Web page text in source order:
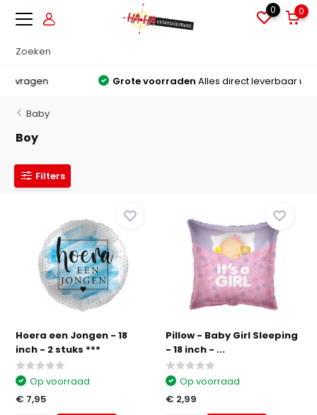
0 0
Grote voorradenAlles direct leverbaar uit voorraad
Baby
Boy
Filters
Hoera een Jongen - 18
inch - 2 stuks ***
Op voorraad
€ 7,95
Pillow - Baby Girl Sleeping
- 18 inch - ...
Op voorraad
€ 2,99